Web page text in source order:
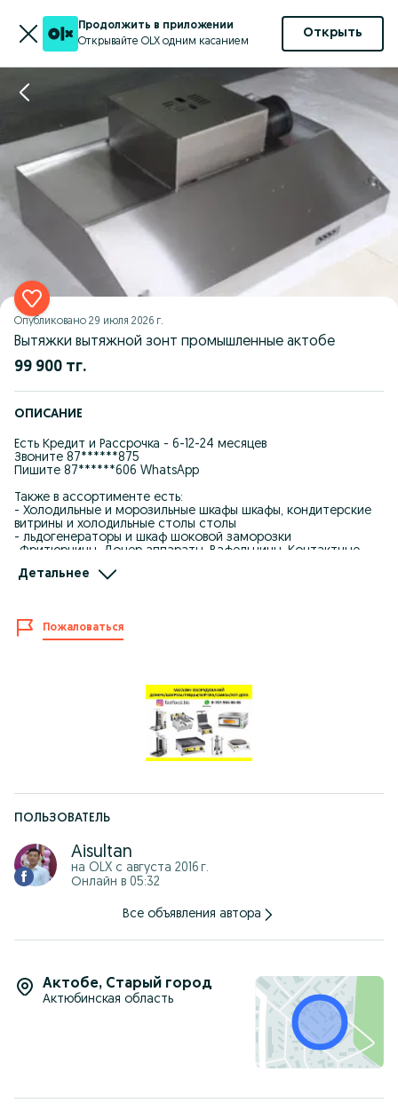
Продолжить в приложении
Открывайте OLX одним касанием
Открыть
Опубликовано 29 июля 2026 г.
Вытяжки вытяжной зонт промышленные актобе
99 900 тг.
ОПИСАНИЕ
Есть Кредит и Рассрочка - 6-12-24 месяцев
Звоните 87******875
Пишите 87******606 WhatsApp
Также в ассортименте есть:
- Холодильные и морозильные шкафы шкафы, кондитерские
витрины и холодильные столы столы
- льдогенераторы и шкаф шоковой заморозки
-Фритюрницы, Донер аппараты, Вафельницы, Контактные
-Жарочные шкафы, Пицца печи, Конвекционные шкафы,
плиты
-Тестомесы, Миксера, Тестораскаточные машины
-Пилы для мяса, Мясорубки, Шприцы для колбас, Куттеры,
-Фризера для мороженого, Сокоохладители, Аппарат ваты
- Кухонные Столы, мойки, стеллажи из нержавеющей стали
Отправка по всему Казахстану
Пишите 87******606 WhatsApp
Детальнее
Пожаловаться
ПОЛЬЗОВАТЕЛЬ
Aisultan
на OLX с августа 2016 г.
Онлайн в 05:32
Все объявления автора
Актобе, Старый город
Актюбинская область